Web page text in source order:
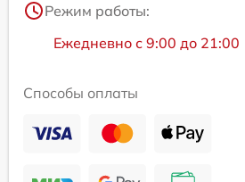
Режим работы:
Ежедневно с 9:00 до 21:00
Способы оплаты